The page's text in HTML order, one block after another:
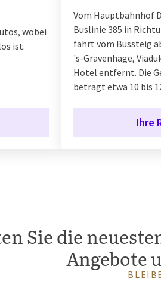
wobei
ist.
Vom Hauptbahnhof
Buslinie 385 in
fährt vom Bussteig
's-Gravenhage,
Hotel entfernt. Die
beträgt etwa 10 bis
Ihre
Sie die
Angebote